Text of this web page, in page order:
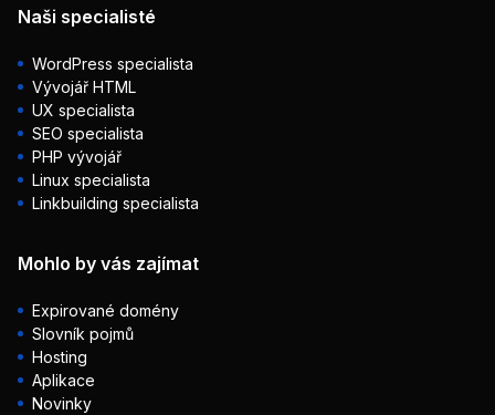
Naši specialisté
WordPress specialista
Vývojář HTML
UX specialista
SEO specialista
PHP vývojář
Linux specialista
Linkbuilding specialista
Mohlo by vás zajímat
Expirované domény
Slovník pojmů
Hosting
Aplikace
Novinky